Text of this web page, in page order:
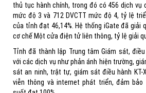
thủ tục hành chính, trong đó có 456 dịch vụ
mức độ 3 và 712 DVCTT mức độ 4, tỷ lệ
của tỉnh đạt 46,14%. Hệ thống iGate đã giải
cơ chế Một cửa điện tử liên thông, tỷ lệ giải
Tỉnh đã thành lập Trung tâm Giám sát,
với các dịch vụ như phản ánh hiện trường,
sát an ninh, trật tự, giám sát điều hành KT-
viễn thông và internet phát triển, đảm